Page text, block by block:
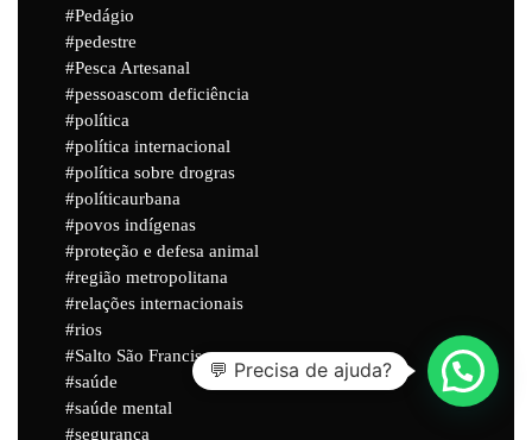
Pedágio
pedestre
Pesca Artesanal
pessoascom deficiência
política
política internacional
política sobre drogras
políticaurbana
povos indígenas
proteção e defesa animal
região metropolitana
relações internacionais
rios
Salto São Francisco
saúde
saúde mental
segurança
💬 Precisa de ajuda?